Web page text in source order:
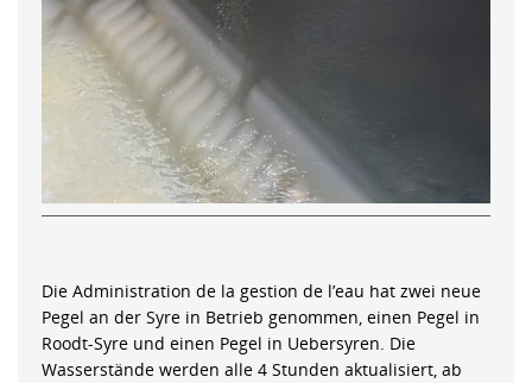
Die Administration de la gestion de l’eau hat zwei neue
Pegel an der Syre in Betrieb genommen, einen Pegel in
Roodt-Syre und einen Pegel in Uebersyren. Die
Wasserstände werden alle 4 Stunden aktualisiert, ab